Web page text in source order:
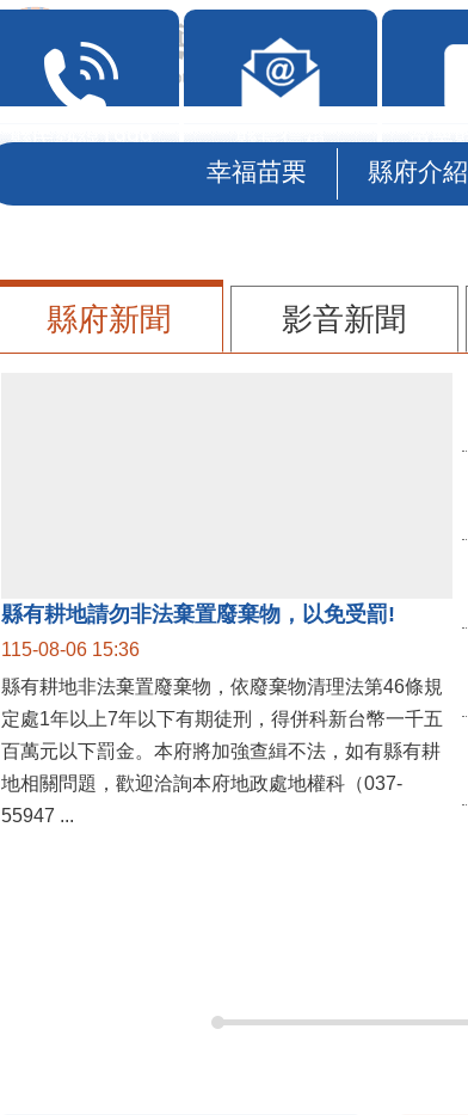
幸福苗栗 縣府介紹
縣民熱線1999 縣長信箱 苗栗
縣府新聞 影音新聞
縣有耕地請勿非法棄置廢棄物，以免受罰!
115-08-06 15:36
縣有耕地非法棄置廢棄物，依廢棄物清理法第46條規
定處1年以上7年以下有期徒刑，得併科新台幣一千五
百萬元以下罰金。本府將加強查緝不法，如有縣有耕
地相關問題，歡迎洽詢本府地政處地權科（037-
55947 ...